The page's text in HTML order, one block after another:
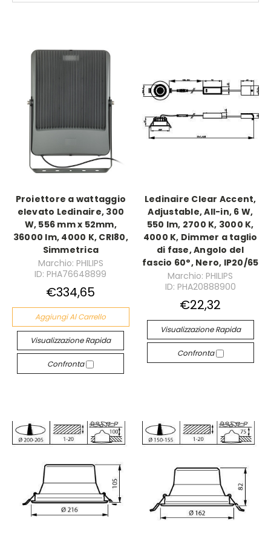
Proiettore a wattaggio
elevato Ledinaire, 300
W, 556 mm x 52mm,
36000 lm, 4000 K, CRI80,
Simmetrica
Marchio: PHILIPS
ID: PHA76648899
€334,65
Aggiungi Al Carrello
Visualizzazione Rapida
Confronta
Ledinaire Clear Accent,
Adjustable, All-in, 6 W,
550 lm, 2700 K, 3000 K,
4000 K, Dimmer a taglio
di fase, Angolo del
fascio 60°, Nero, IP20/65
Marchio: PHILIPS
ID: PHA20888900
€22,32
Visualizzazione Rapida
Confronta